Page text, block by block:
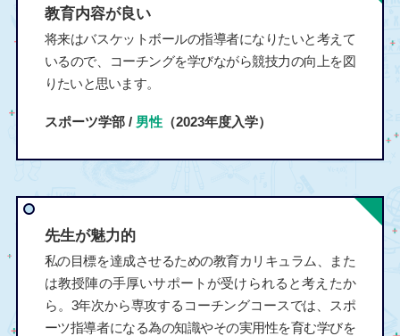
教育内容が良い
将来はバスケットボールの指導者になりたいと考えて
いるので、コーチングを学びながら競技力の向上を図
りたいと思います。
スポーツ学部 / 男性（2023年度入学）
先生が魅力的
私の目標を達成させるための教育カリキュラム、また
は教授陣の手厚いサポートが受けられると考えたか
ら。3年次から専攻するコーチングコースでは、スポ
ーツ指導者になる為の知識やその実用性を育む学びを